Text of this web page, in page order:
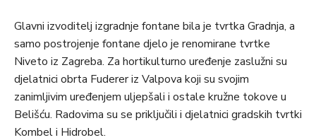
Glavni izvoditelj izgradnje fontane bila je tvrtka Gradnja, a
samo postrojenje fontane djelo je renomirane tvrtke
Niveto iz Zagreba. Za hortikulturno uređenje zaslužni su
djelatnici obrta Fuderer iz Valpova koji su svojim
zanimljivim uređenjem uljepšali i ostale kružne tokove u
Belišću. Radovima su se priključili i djelatnici gradskih tvrtki
Kombel i Hidrobel.